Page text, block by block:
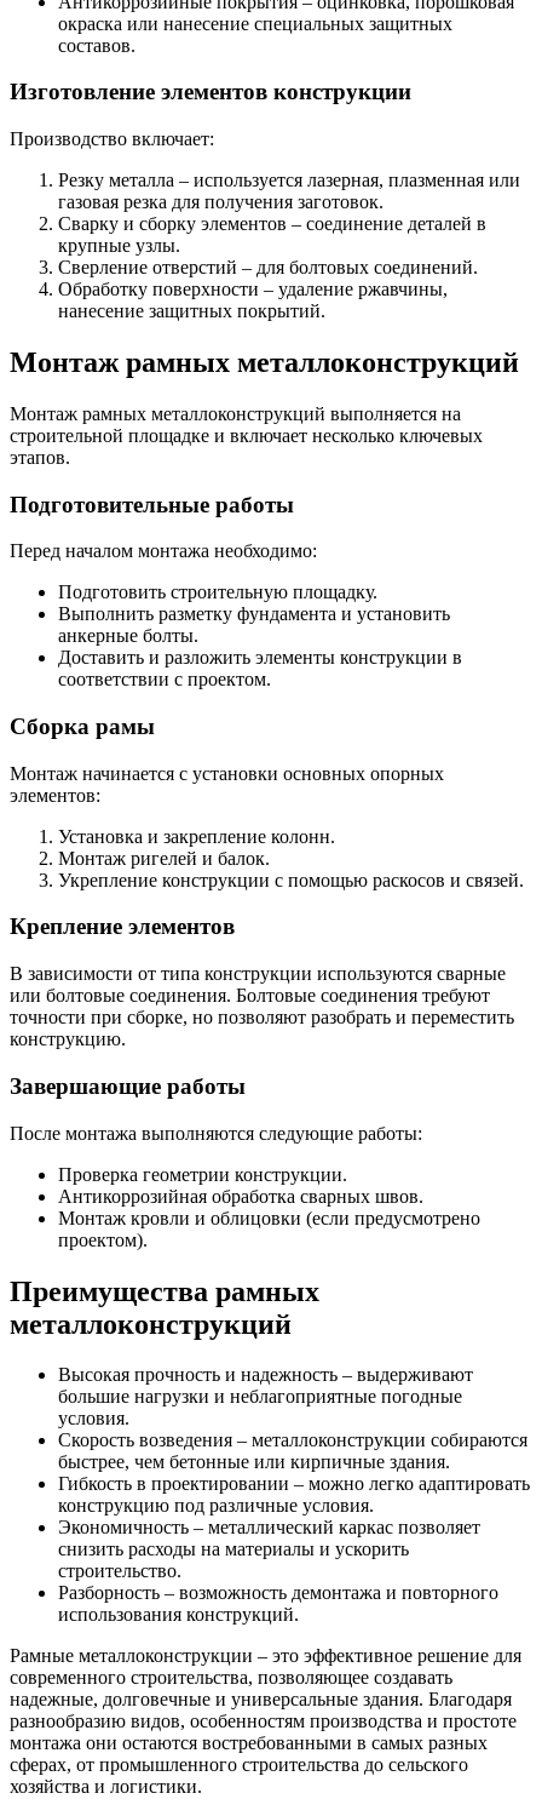
окраска или нанесение специальных защитных
составов.
Изготовление элементов конструкции
Производство включает:
Резку металла – используется лазерная, плазменная или
газовая резка для получения заготовок.
Сварку и сборку элементов – соединение деталей в
крупные узлы.
Сверление отверстий – для болтовых соединений.
Обработку поверхности – удаление ржавчины,
нанесение защитных покрытий.
Монтаж рамных металлоконструкций
Монтаж рамных металлоконструкций выполняется на
строительной площадке и включает несколько ключевых
этапов.
Подготовительные работы
Перед началом монтажа необходимо:
Подготовить строительную площадку.
Выполнить разметку фундамента и установить
анкерные болты.
Доставить и разложить элементы конструкции в
соответствии с проектом.
Сборка рамы
Монтаж начинается с установки основных опорных
элементов:
Установка и закрепление колонн.
Монтаж ригелей и балок.
Укрепление конструкции с помощью раскосов и связей.
Крепление элементов
В зависимости от типа конструкции используются сварные
или болтовые соединения. Болтовые соединения требуют
точности при сборке, но позволяют разобрать и переместить
конструкцию.
Завершающие работы
После монтажа выполняются следующие работы:
Проверка геометрии конструкции.
Антикоррозийная обработка сварных швов.
Монтаж кровли и облицовки (если предусмотрено
проектом).
Преимущества рамных
металлоконструкций
Высокая прочность и надежность – выдерживают
большие нагрузки и неблагоприятные погодные
условия.
Скорость возведения – металлоконструкции собираются
быстрее, чем бетонные или кирпичные здания.
Гибкость в проектировании – можно легко адаптировать
конструкцию под различные условия.
Экономичность – металлический каркас позволяет
снизить расходы на материалы и ускорить
строительство.
Разборность – возможность демонтажа и повторного
использования конструкций.
Рамные металлоконструкции – это эффективное решение для
современного строительства, позволяющее создавать
надежные, долговечные и универсальные здания. Благодаря
разнообразию видов, особенностям производства и простоте
монтажа они остаются востребованными в самых разных
сферах, от промышленного строительства до сельского
хозяйства и логистики.